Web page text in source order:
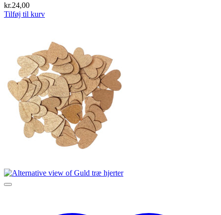
kr.24,00
Tilføj til kurv